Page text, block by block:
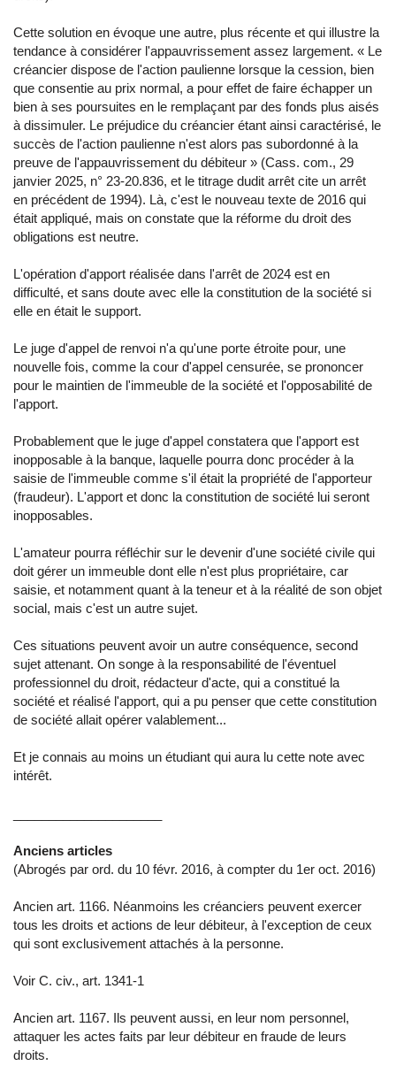
Cette solution en évoque une autre, plus récente et qui illustre la
tendance à considérer l'appauvrissement assez largement. « Le
créancier dispose de l'action paulienne lorsque la cession, bien
que consentie au prix normal, a pour effet de faire échapper un
bien à ses poursuites en le remplaçant par des fonds plus aisés
à dissimuler. Le préjudice du créancier étant ainsi caractérisé, le
succès de l'action paulienne n'est alors pas subordonné à la
preuve de l'appauvrissement du débiteur » (Cass. com., 29
janvier 2025, n° 23-20.836, et le titrage dudit arrêt cite un arrêt
en précédent de 1994). Là, c'est le nouveau texte de 2016 qui
était appliqué, mais on constate que la réforme du droit des
obligations est neutre.
L'opération d'apport réalisée dans l'arrêt de 2024 est en
difficulté, et sans doute avec elle la constitution de la société si
elle en était le support.
Le juge d'appel de renvoi n'a qu'une porte étroite pour, une
nouvelle fois, comme la cour d'appel censurée, se prononcer
pour le maintien de l'immeuble de la société et l'opposabilité de
l'apport.
Probablement que le juge d'appel constatera que l'apport est
inopposable à la banque, laquelle pourra donc procéder à la
saisie de l'immeuble comme s'il était la propriété de l'apporteur
(fraudeur). L'apport et donc la constitution de société lui seront
inopposables.
L'amateur pourra réfléchir sur le devenir d'une société civile qui
doit gérer un immeuble dont elle n'est plus propriétaire, car
saisie, et notamment quant à la teneur et à la réalité de son objet
social, mais c'est un autre sujet.
Ces situations peuvent avoir un autre conséquence, second
sujet attenant. On songe à la responsabilité de l'éventuel
professionnel du droit, rédacteur d'acte, qui a constitué la
société et réalisé l'apport, qui a pu penser que cette constitution
de société allait opérer valablement...
Et je connais au moins un étudiant qui aura lu cette note avec
intérêt.
Anciens articles
(Abrogés par ord. du 10 févr. 2016, à compter du 1er oct. 2016)
Ancien art. 1166. Néanmoins les créanciers peuvent exercer
tous les droits et actions de leur débiteur, à l'exception de ceux
qui sont exclusivement attachés à la personne.
Voir C. civ., art. 1341-1
Ancien art. 1167. Ils peuvent aussi, en leur nom personnel,
attaquer les actes faits par leur débiteur en fraude de leurs
droits.